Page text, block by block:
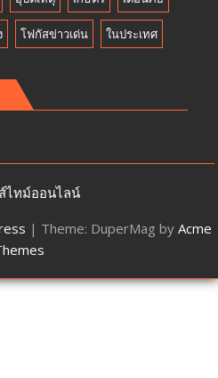
โฟกัสข่าวเด่น ในประเทศ
ไทม์ออนไลน์
| Theme: DuperMag by Acme